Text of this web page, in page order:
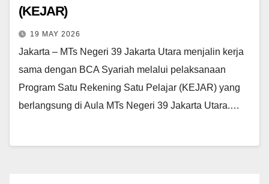
(KEJAR)
19 MAY 2026
Jakarta – MTs Negeri 39 Jakarta Utara menjalin kerja
sama dengan BCA Syariah melalui pelaksanaan
Program Satu Rekening Satu Pelajar (KEJAR) yang
berlangsung di Aula MTs Negeri 39 Jakarta Utara.…